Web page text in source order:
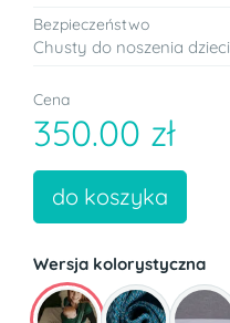
Bezpieczeństwo
Chusty do noszenia dzieci
Cena
350.00 zł
do koszyka
Wersja kolorystyczna